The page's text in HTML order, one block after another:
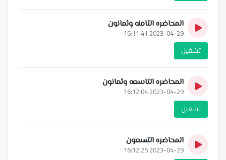
المحاضره الثامنه وثمانون
2023-04-29 16:11:41
تشغيل
المحاضره التاسعه وثمانون
2023-04-29 16:12:04
تشغيل
المحاضره التسعون
2023-04-29 16:12:25